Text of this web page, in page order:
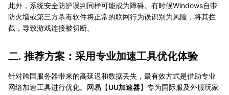
此外，系统安全防护误判同样可能成为障碍。有时候Windows自带
防火墙或第三方杀毒软件将正常的联网行为误识别为风险，将其拦
截，导致游戏连接被切断。
二. 推荐方案：采用专业加速工具优化体验
针对跨国服务器带来的高延迟和数据丢失，最有效方式是借助专业
网络加速工具进行优化。网易【UU加速器】专为国际服及外服玩家